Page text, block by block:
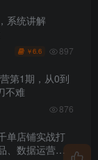
系统讲解
￥6.6 897
第1期，从0到
不难
876
单店铺实战打
、数据运营全